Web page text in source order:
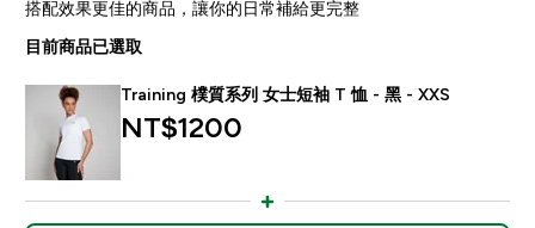
搭配效果更佳的商品，讓你的日常補給更完整
目前商品已選取
Training 樸質系列 女士短袖 T 恤 - 黑 - XXS
NT$1200‎